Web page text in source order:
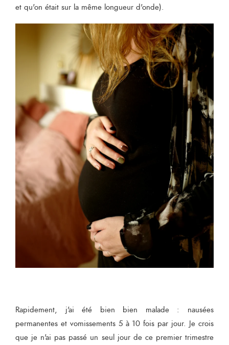
et qu'on était sur la même longueur d'onde).
Rapidement, j'ai été bien bien malade : nausées
permanentes et vomissements 5 à 10 fois par jour. Je crois
que je n'ai pas passé un seul jour de ce premier trimestre